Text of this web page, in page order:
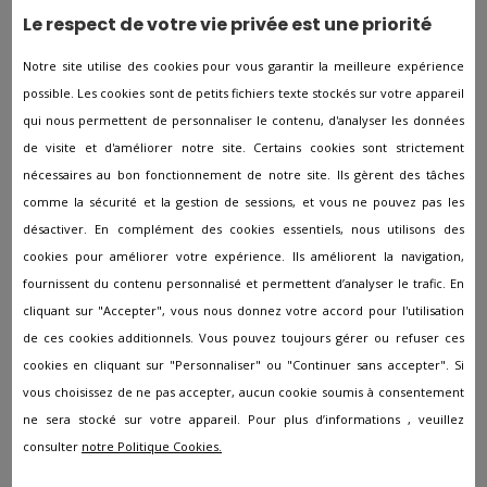
Pompes funèbres à Angoulins
Pompes funèbres à Archiac
Pompes funèbres à Aulnay
Pompes funèbres à Avy
Pompes funèbres à Aytré
Pompes funèbres à Beauvais-sur-Matha
Pompes funèbres à Blanzac-Les-Matha
Pompes funèbres à Boisredon
Pompes funèbres à Bourcefranc-le-Chapus
Pompes funèbres à Chamouillac
Pompes funèbres à Chaniers
Le respect de votre vie privée est une priorité
Notre site utilise des cookies pour vous garantir la meilleure expérience
possible. Les cookies sont de petits fichiers texte stockés sur votre appareil
qui nous permettent de personnaliser le contenu, d'analyser les données
de visite et d'améliorer notre site. Certains cookies sont strictement
nécessaires au bon fonctionnement de notre site. Ils gèrent des tâches
comme la sécurité et la gestion de sessions, et vous ne pouvez pas les
désactiver. En complément des cookies essentiels, nous utilisons des
cookies pour améliorer votre expérience. Ils améliorent la navigation,
fournissent du contenu personnalisé et permettent d’analyser le trafic. En
cliquant sur "Accepter", vous nous donnez votre accord pour l'utilisation
de ces cookies additionnels. Vous pouvez toujours gérer ou refuser ces
cookies en cliquant sur "Personnaliser" ou "Continuer sans accepter". Si
vous choisissez de ne pas accepter, aucun cookie soumis à consentement
ne sera stocké sur votre appareil. Pour plus d’informations , veuillez
consulter notre Politique Cookies.